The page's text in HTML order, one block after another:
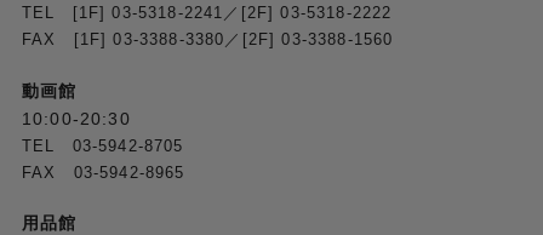
TEL [1F] 03-5318-2241／[2F] 03-5318-2222
FAX [1F] 03-3388-3380／[2F] 03-3388-1560
動画館
10:00-20:30
TEL 03-5942-8705
FAX 03-5942-8965
用品館